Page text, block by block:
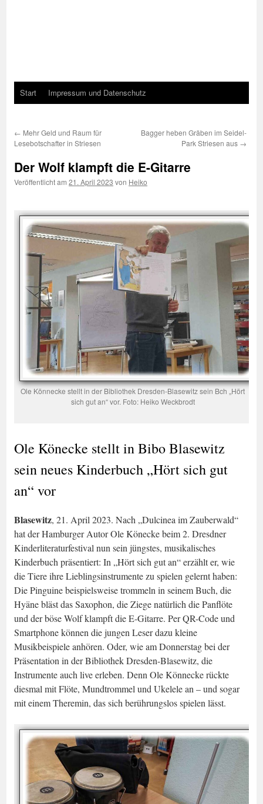
Start Impressum und Datenschutz
← Mehr Geld und Raum für
Lesebotschafter in Striesen
Bagger heben Gräben im Seidel-
Park Striesen aus →
Der Wolf klampft die E-Gitarre
Veröffentlicht am 21. April 2023 von Heiko
Ole Könnecke stellt in der Bibliothek Dresden-Blasewitz sein Bch „Hört
sich gut an“ vor. Foto: Heiko Weckbrodt
Ole Könecke stellt in Bibo Blasewitz
sein neues Kinderbuch „Hört sich gut
an“ vor
Blasewitz, 21. April 2023. Nach „Dulcinea im Zauberwald“
hat der Hamburger Autor Ole Könecke beim 2. Dresdner
Kinderliteraturfestival nun sein jüngstes, musikalisches
Kinderbuch präsentiert: In „Hört sich gut an“ erzählt er, wie
die Tiere ihre Lieblingsinstrumente zu spielen gelernt haben:
Die Pinguine beispielsweise trommeln in seinem Buch, die
Hyäne bläst das Saxophon, die Ziege natürlich die Panflöte
und der böse Wolf klampft die E-Gitarre. Per QR-Code und
Smartphone können die jungen Leser dazu kleine
Musikbeispiele anhören. Oder, wie am Donnerstag bei der
Präsentation in der Bibliothek Dresden-Blasewitz, die
Instrumente auch live erleben. Denn Ole Könnecke rückte
diesmal mit Flöte, Mundtrommel und Ukelele an – und sogar
mit einem Theremin, das sich berührungslos spielen lässt.